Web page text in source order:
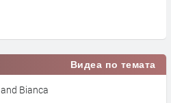
Видеа по темата
Bianca